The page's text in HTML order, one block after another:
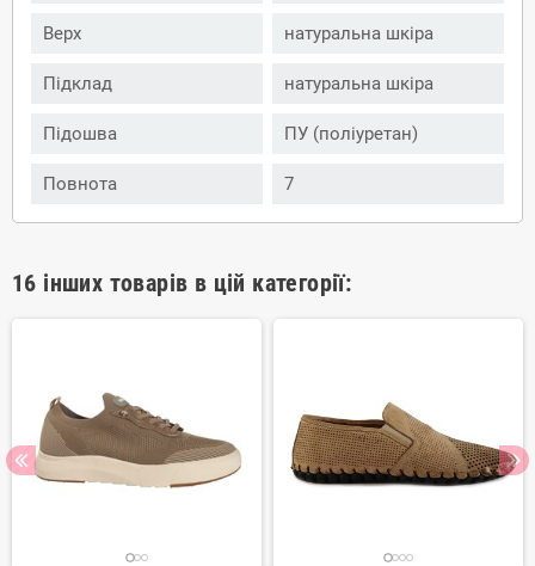
Верх натуральна шкіра
Підклад натуральна шкіра
Підошва ПУ (поліуретан)
Повнота 7
16 інших товарів в цій категорії: